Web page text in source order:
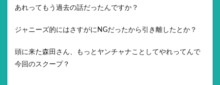
あれってもう過去の話だったんですか？
ジャニーズ的にはさすがにNGだったから引き離したとか？
頭に来た森田さん、もっとヤンチャナことしてやれってんで
今回のスクープ？